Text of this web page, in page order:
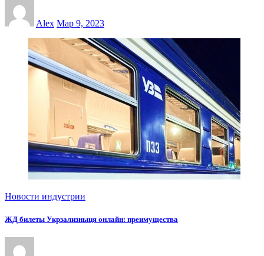
Alex Мар 9, 2023
Новости индустрии
ЖД билеты Укрзализныця онлайн: преимущества